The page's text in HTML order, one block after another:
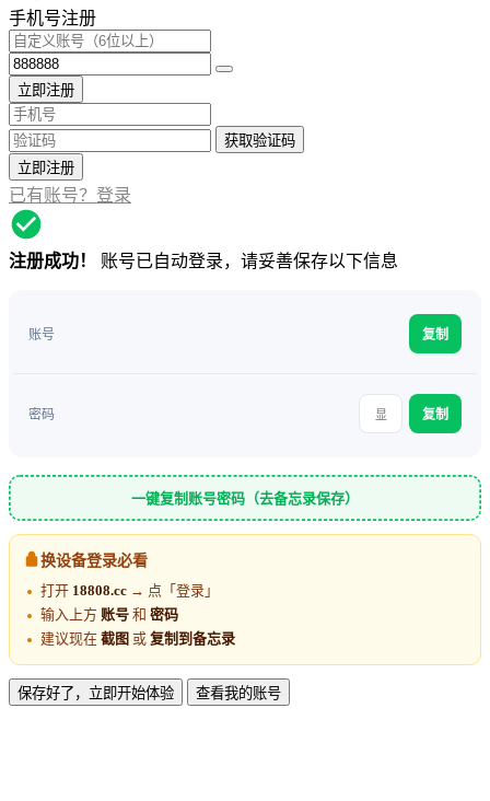
手机号注册
立即注册
获取验证码
立即注册
已有账号？登录
注册成功！ 账号已自动登录，请妥善保存以下信息
账号 复制
密码 显 复制
一键复制账号密码（去备忘录保存）
换设备登录必看
打开 18808.cc → 点「登录」
输入上方 账号 和 密码
建议现在 截图 或 复制到备忘录
保存好了，立即开始体验 查看我的账号